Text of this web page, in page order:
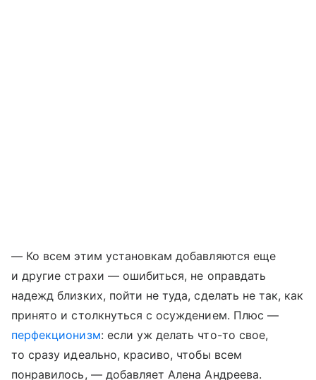
— Ко всем этим установкам добавляются еще
и другие страхи — ошибиться, не оправдать
надежд близких, пойти не туда, сделать не так, как
принято и столкнуться с осуждением. Плюс —
перфекционизм: если уж делать что-то свое,
то сразу идеально, красиво, чтобы всем
понравилось, — добавляет Алена Андреева.